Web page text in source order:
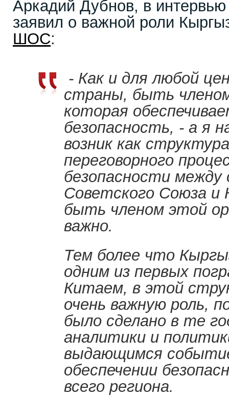
Аркадий Дубнов, в
заявил о важной роли
ШОС:
- Как и для любой
страны, быть
которая
безопасность, - а я
возник как
переговорного
безопасности
Советского Союза
быть членом этой
важно.
Тем более что
одним из первых
Китаем, в этой
очень важную роль,
было сделано в те
аналитики и
выдающимся
обеспечении
всего региона.